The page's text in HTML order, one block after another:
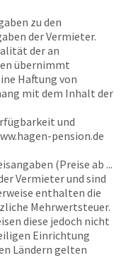
zu den
der Vermieter.
der an
übernimmt
Haftung von
mit dem Inhalt der
und
pension.de
(Preise ab ...
Vermieter und sind
enthalten die
Mehrwertsteuer.
diese jedoch nicht
Einrichtung
Ländern gelten